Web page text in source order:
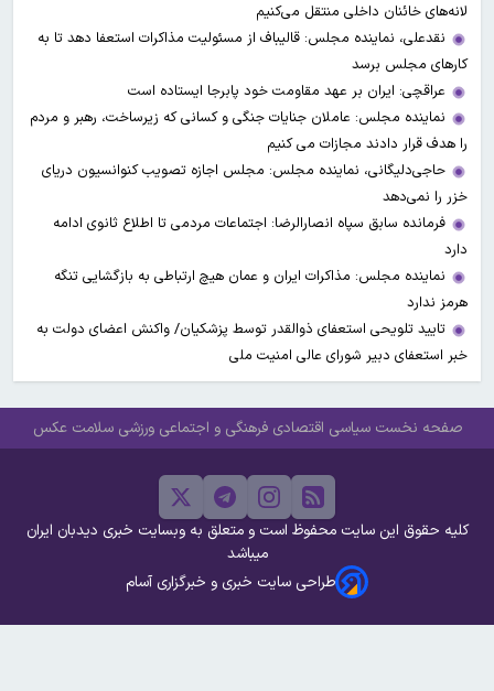
لانه‌های خائنان داخلی منتقل می‌کنیم
نقدعلی، نماینده مجلس: قالیباف از مسئولیت مذاکرات استعفا دهد تا به
کارهای مجلس برسد
عراقچی: ایران بر عهد مقاومت خود پابرجا ایستاده است
نماینده مجلس: عاملان جنایات جنگی و کسانی که زیرساخت‌، رهبر و مردم
را هدف قرار دادند مجازات می کنیم
حاجی‌دلیگانی، نماینده مجلس: مجلس اجازه تصویب کنوانسیون دریای
خزر را نمی‌دهد
فرمانده سابق سپاه انصارالرضا: اجتماعات مردمی تا اطلاع ثانوی ادامه
دارد
نماینده مجلس: مذاکرات ایران و عمان هیچ ارتباطی به بازگشایی تنگه
هرمز ندارد
تایید تلویحی استعفای ذوالقدر توسط پزشکیان/ واکنش اعضای دولت به
خبر استعفای دبیر شورای عالی امنیت ملی
صفحه نخست سیاسی اقتصادی فرهنگی و اجتماعی ورزشی سلامت عکس
کلیه حقوق این سایت محفوظ است و متعلق به وبسایت خبری دیدبان ایران
میباشد
طراحی سایت خبری و خبرگزاری آسام